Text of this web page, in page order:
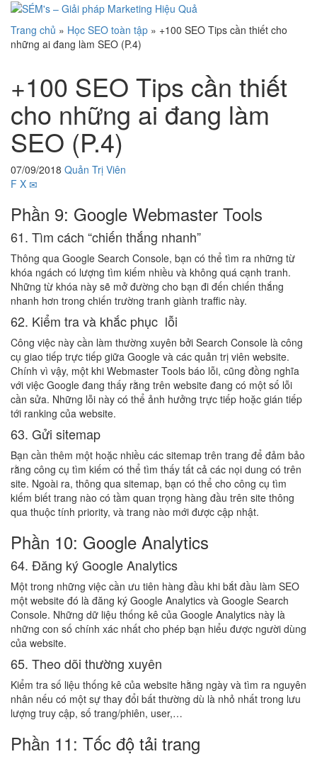
Trang chủ » Học SEO toàn tập » +100 SEO Tips cần thiết cho
những ai đang làm SEO (P.4)
+100 SEO Tips cần thiết
cho những ai đang làm
SEO (P.4)
07/09/2018 Quản Trị Viên
F X
Phần 9: Google Webmaster Tools
61. Tìm cách “chiến thắng nhanh”
Thông qua Google Search Console, bạn có thể tìm ra những từ
khóa ngách có lượng tìm kiếm nhiều và không quá cạnh tranh.
Những từ khóa này sẽ mở đường cho bạn đi đến chiến thắng
nhanh hơn trong chiến trường tranh giành traffic này.
62. Kiểm tra và khắc phục lỗi
Công việc này cần làm thường xuyên bởi Search Console là công
cụ giao tiếp trực tiếp giữa Google và các quản trị viên website.
Chính vì vậy, một khi Webmaster Tools báo lỗi, cũng đồng nghĩa
với việc Google đang thấy rằng trên website đang có một số lỗi
cần sửa. Những lỗi này có thể ảnh hưởng trực tiếp hoặc gián tiếp
tới ranking của website.
63. Gửi sitemap
Bạn cần thêm một hoặc nhiều các sitemap trên trang để đảm bảo
rằng công cụ tìm kiếm có thể tìm thấy tất cả các nọi dung có trên
site. Ngoài ra, thông qua sitemap, bạn có thể cho công cụ tìm
kiếm biết trang nào có tầm quan trọng hàng đầu trên site thông
qua thuộc tính priority, và trang nào mới được cập nhật.
Phần 10: Google Analytics
64. Đăng ký Google Analytics
Một trong những việc cần ưu tiên hàng đầu khi bắt đầu làm SEO
một website đó là đăng ký Google Analytics và Google Search
Console. Những dữ liệu thống kê của Google Analytics này là
những con số chính xác nhất cho phép bạn hiểu được người dùng
của website.
65. Theo dõi thường xuyên
Kiểm tra số liệu thống kê của website hằng ngày và tìm ra nguyên
nhân nếu có một sự thay đổi bất thường dù là nhỏ nhất trong lưu
lượng truy cập, số trang/phiên, user,…
Phần 11: Tốc độ tải trang